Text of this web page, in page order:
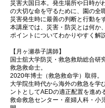
災害大国日本。発生場所や日時が
の大切な命を守るために、園の全
災害発生時に最善の判断と行動を
本講座では、災害・防災とは何か
ポイントについてわかりやすく解
【月ヶ瀬恭子講師】
国士舘大学防災・救急救助総合研
救急救命士。
2020年博士（救急救命学）取得。
大学院生時代から海外の救急を学
ントとしてAEDの適正配置を進め
救命救急センター・産婦人科・小